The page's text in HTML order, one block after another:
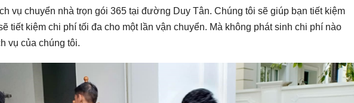
vụ chuyển nhà trọn gói 365 tại đường Duy Tân. Chúng tôi sẽ giúp bạn tiết kiệm
tiết kiệm chi phí tối đa cho một lần vận chuyển. Mà không phát sinh chi phí nào
vụ của chúng tôi.